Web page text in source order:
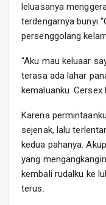
leluasanya
terdengarnya bunyi
persenggolang
“Aku mau keluaar
terasa ada lahar
kemaluanku. Cersex
Karena
sejenak, lalu
kedua pahanya.
yang
kembali rudalku ke
terus.